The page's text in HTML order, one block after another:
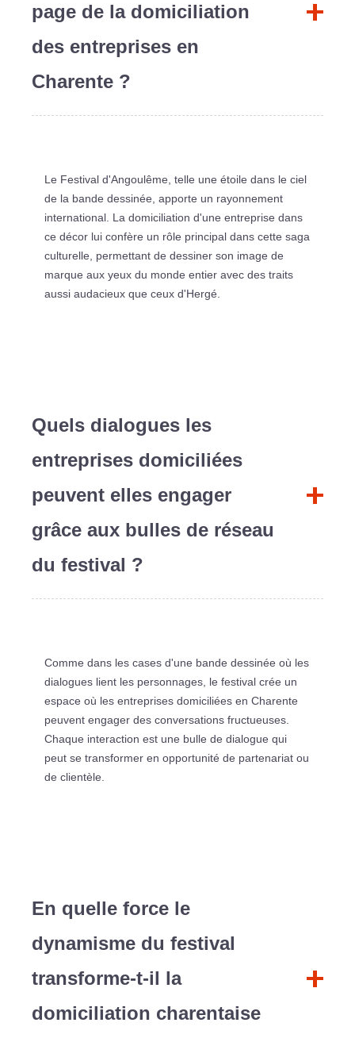
page de la domiciliation
des entreprises en
Charente ?
Le Festival d'Angoulême, telle une étoile dans le ciel
de la bande dessinée, apporte un rayonnement
international. La domiciliation d'une entreprise dans
ce décor lui confère un rôle principal dans cette saga
culturelle, permettant de dessiner son image de
marque aux yeux du monde entier avec des traits
aussi audacieux que ceux d'Hergé.
Quels dialogues les
entreprises domiciliées
peuvent elles engager
grâce aux bulles de réseau
du festival ?
Comme dans les cases d'une bande dessinée où les
dialogues lient les personnages, le festival crée un
espace où les entreprises domiciliées en Charente
peuvent engager des conversations fructueuses.
Chaque interaction est une bulle de dialogue qui
peut se transformer en opportunité de partenariat ou
de clientèle.
En quelle force le
dynamisme du festival
transforme-t-il la
domiciliation charentaise